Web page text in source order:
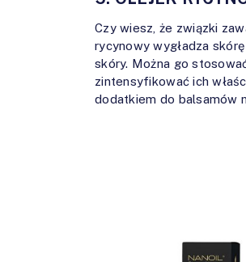
Czy wiesz, że związki
rycynowy wygładza
skóry. Można go
zintensyfikować ich
dodatkiem do balsamów